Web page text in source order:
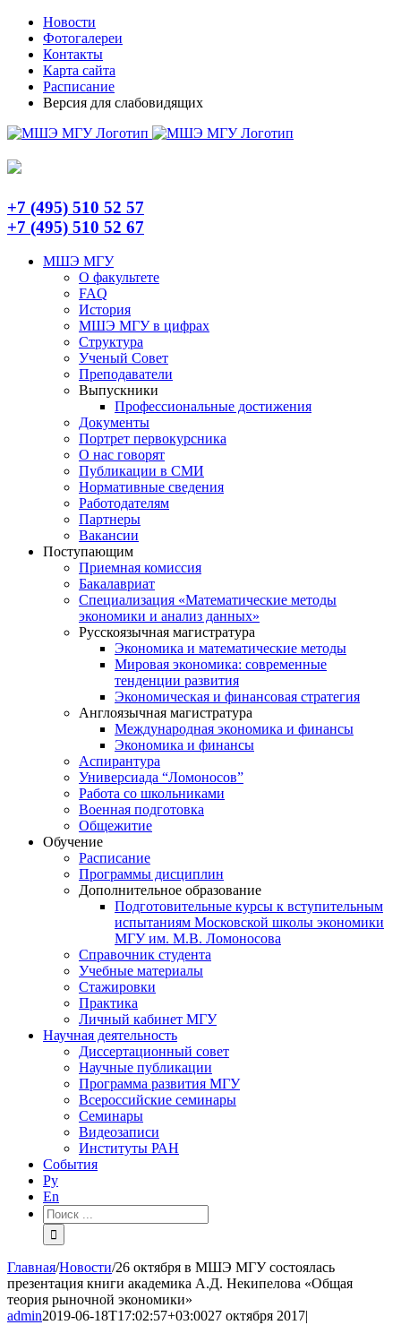
Skip
content
TelegramНовости
Фотогалереи
Контакты
Карта сайта
Расписание
Версия для слабовидящих
+7 (495) 510 52 57
+7 (495) 510 52 67
МШЭ МГУ
О факультете
FAQ
История
МШЭ МГУ в цифрах
Структура
Ученый Совет
Преподаватели
Выпускники
Профессиональные достижения
Документы
Портрет первокурсника
О нас говорят
Публикации в СМИ
Нормативные сведения
Работодателям
Партнеры
Вакансии
Поступающим
Приемная комиссия
Бакалавриат
Специализация «Математические методы
экономики и анализ данных»
Русскоязычная магистратура
Экономика и математические методы
Мировая экономика: современные
тенденции развития
Экономическая и финансовая стратегия
Англоязычная магистратура
Международная экономика и финансы
Экономика и финансы
Аспирантура
Универсиада “Ломоносов”
Работа со школьниками
Военная подготовка
Общежитие
Обучение
Расписание
Программы дисциплин
Дополнительное образование
Подготовительные курсы к вступительным
испытаниям Московской школы экономики
МГУ им. М.В. Ломоносова
Справочник студента
Учебные материалы
Стажировки
Практика
Личный кабинет МГУ
Научная деятельность
Диссертационный совет
Научные публикации
Программа развития МГУ
Всероссийские семинары
Семинары
Видеозаписи
Институты РАН
События
Ру
En
Результат
поиска:
Главная/Новости/26 октября в МШЭ МГУ состоялась
презентация книги академика А.Д. Некипелова «Общая
теория рыночной экономики»
admin2019-06-18T17:02:57+03:0027 октября 2017|